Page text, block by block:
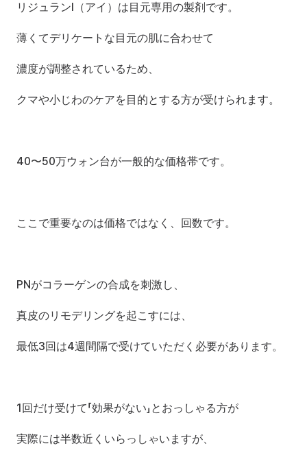
リジュランI（アイ）は目元専用の製剤です。
薄くてデリケートな目元の肌に合わせて
濃度が調整されているため、
クマや小じわのケアを目的とする方が受けられます。
40〜50万ウォン台が一般的な価格帯です。
ここで重要なのは価格ではなく、回数です。
PNがコラーゲンの合成を刺激し、
真皮のリモデリングを起こすには、
最低3回は4週間隔で受けていただく必要があります。
1回だけ受けて「効果がない」とおっしゃる方が
実際には半数近くいらっしゃいますが、